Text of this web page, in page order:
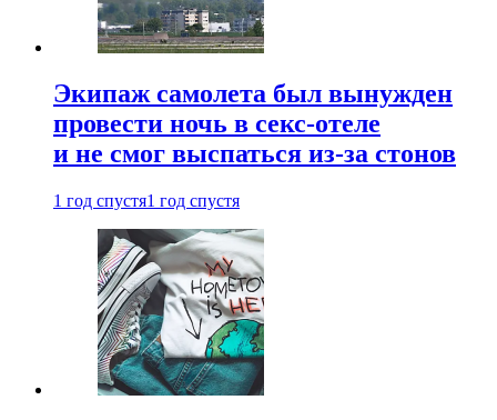
Экипаж самолета был вынужден
провести ночь в секс-отеле
и не смог выспаться из-за стонов
1 год спустя1 год спустя